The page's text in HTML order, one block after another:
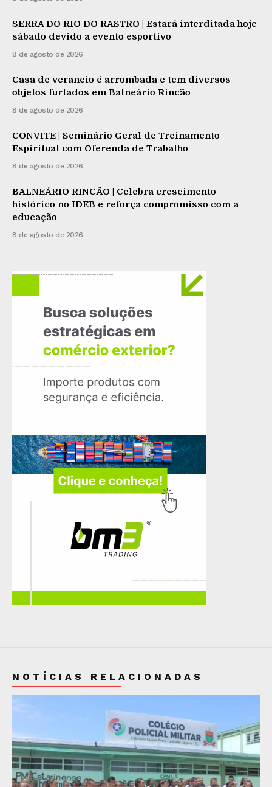
SERRA DO RIO DO RASTRO | Estará interditada hoje
sábado devido a evento esportivo
8 de agosto de 2026
Casa de veraneio é arrombada e tem diversos
objetos furtados em Balneário Rincão
8 de agosto de 2026
CONVITE | Seminário Geral de Treinamento
Espiritual com Oferenda de Trabalho
8 de agosto de 2026
BALNEÁRIO RINCÃO | Celebra crescimento
histórico no IDEB e reforça compromisso com a
educação
8 de agosto de 2026
NOTÍCIAS RELACIONADAS